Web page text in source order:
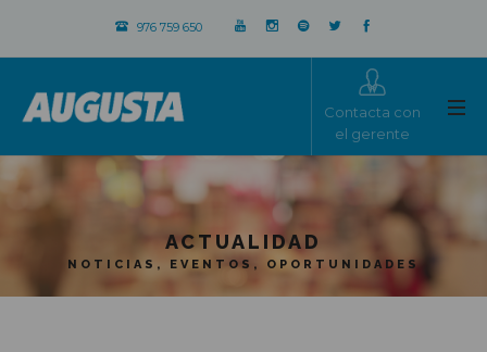
976 759 650
Contacta con
el gerente
ACTUALIDAD
NOTICIAS, EVENTOS, OPORTUNIDADES